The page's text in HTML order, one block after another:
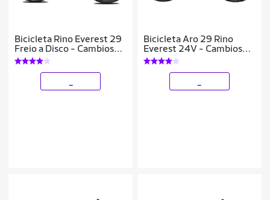
Bicicleta Rino Everest 29
Freio a Disco - Cambios
Shimano 21v
Bicicleta Aro 29 Rino
Everest 24V - Cambios
Index - Freio Hidraulico -
Trava